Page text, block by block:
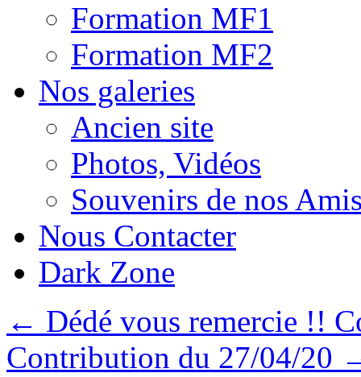
Formation MF1
Formation MF2
Nos galeries
Ancien site
Photos, Vidéos
Souvenirs de nos
Nous Contacter
Dark Zone
← Dédé vous remercie !!
Contribution du 27/04/20